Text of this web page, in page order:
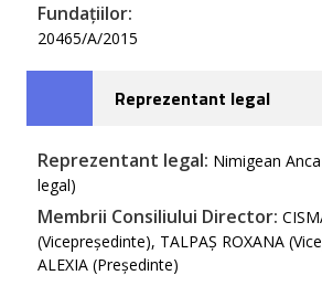
Fundațiilor:
20465/A/2015
Reprezentant legal
Reprezentant legal: Nimigean
legal)
Membrii Consiliului Director:
(Vicepreședinte), TALPAȘ ROXANA
ALEXIA (Președinte)